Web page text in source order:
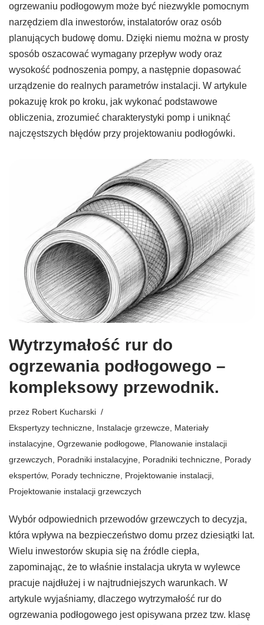
ogrzewaniu podłogowym może być niezwykle pomocnym
narzędziem dla inwestorów, instalatorów oraz osób
planujących budowę domu. Dzięki niemu można w prosty
sposób oszacować wymagany przepływ wody oraz
wysokość podnoszenia pompy, a następnie dopasować
urządzenie do realnych parametrów instalacji. W artykule
pokazuję krok po kroku, jak wykonać podstawowe
obliczenia, zrozumieć charakterystyki pomp i uniknąć
najczęstszych błędów przy projektowaniu podłogówki.
Wytrzymałość rur do
ogrzewania podłogowego –
kompleksowy przewodnik.
przez Robert Kucharski
Ekspertyzy techniczne, Instalacje grzewcze, Materiały
instalacyjne, Ogrzewanie podłogowe, Planowanie instalacji
grzewczych, Poradniki instalacyjne, Poradniki techniczne, Porady
ekspertów, Porady techniczne, Projektowanie instalacji,
Projektowanie instalacji grzewczych
Wybór odpowiednich przewodów grzewczych to decyzja,
która wpływa na bezpieczeństwo domu przez dziesiątki lat.
Wielu inwestorów skupia się na źródle ciepła,
zapominając, że to właśnie instalacja ukryta w wylewce
pracuje najdłużej i w najtrudniejszych warunkach. W
artykule wyjaśniamy, dlaczego wytrzymałość rur do
ogrzewania podłogowego jest opisywana przez tzw. klasę